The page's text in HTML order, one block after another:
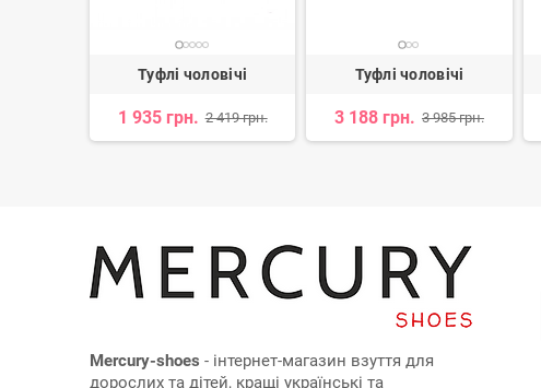
Туфлі чоловічі
1 935 грн. 2 419 грн.
Туфлі чоловічі
3 188 грн. 3 985 грн.
Mercury-shoes - інтернет-магазин взуття для
дорослих та дітей, кращі українські та